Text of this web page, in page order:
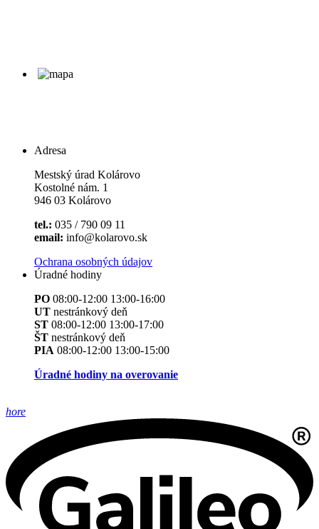
Adresa
Mestský úrad Kolárovo
Kostolné nám. 1
946 03 Kolárovo
tel.: 035 / 790 09 11
email: info@kolarovo.sk
Ochrana osobných údajov
Úradné hodiny
PO 08:00-12:00 13:00-16:00
UT nestránkový deň
ST 08:00-12:00 13:00-17:00
ŠT nestránkový deň
PIA 08:00-12:00 13:00-15:00
Úradné hodiny na overovanie
hore